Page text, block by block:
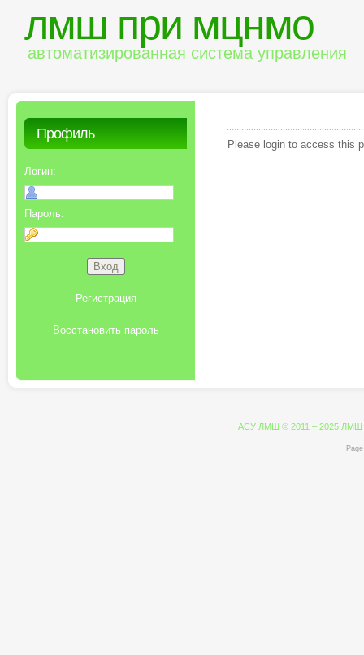
лмш при мцнмо
автоматизированная система управления
Please login to access this
Профиль
Логин:
Пароль:
Регистрация
Восстановить пароль
АСУ ЛМШ © 2011 – 2025